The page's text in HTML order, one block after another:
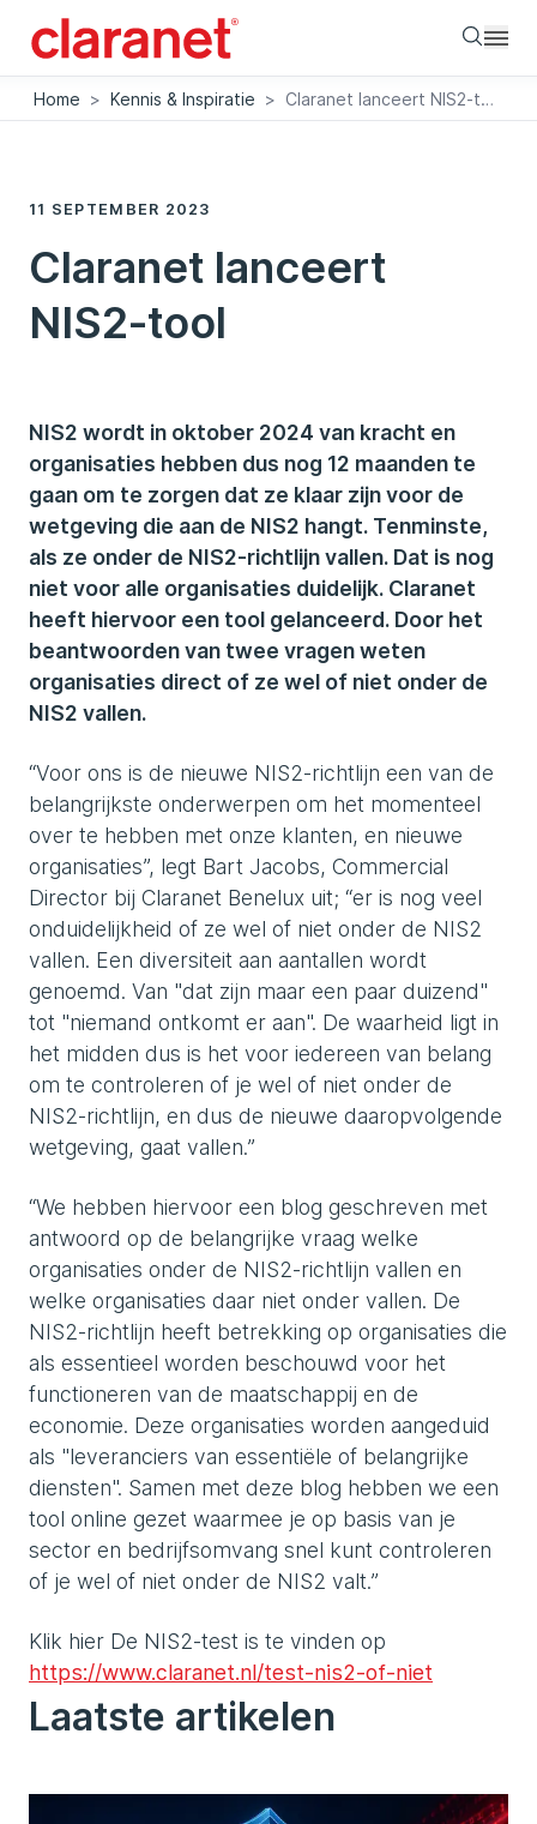
Home > Kennis & Inspiratie > Claranet lanceert NIS2-tool
11 SEPTEMBER 2023
Claranet lanceert
NIS2-tool
NIS2 wordt in oktober 2024 van kracht en
organisaties hebben dus nog 12 maanden te
gaan om te zorgen dat ze klaar zijn voor de
wetgeving die aan de NIS2 hangt. Tenminste,
als ze onder de NIS2-richtlijn vallen. Dat is nog
niet voor alle organisaties duidelijk. Claranet
heeft hiervoor een tool gelanceerd. Door het
beantwoorden van twee vragen weten
organisaties direct of ze wel of niet onder de
NIS2 vallen.
“Voor ons is de nieuwe NIS2-richtlijn een van de
belangrijkste onderwerpen om het momenteel
over te hebben met onze klanten, en nieuwe
organisaties”, legt Bart Jacobs, Commercial
Director bij Claranet Benelux uit; “er is nog veel
onduidelijkheid of ze wel of niet onder de NIS2
vallen. Een diversiteit aan aantallen wordt
genoemd. Van "dat zijn maar een paar duizend"
tot "niemand ontkomt er aan". De waarheid ligt in
het midden dus is het voor iedereen van belang
om te controleren of je wel of niet onder de
NIS2-richtlijn, en dus de nieuwe daaropvolgende
wetgeving, gaat vallen.”
“We hebben hiervoor een blog geschreven met
antwoord op de belangrijke vraag welke
organisaties onder de NIS2-richtlijn vallen en
welke organisaties daar niet onder vallen. De
NIS2-richtlijn heeft betrekking op organisaties die
als essentieel worden beschouwd voor het
functioneren van de maatschappij en de
economie. Deze organisaties worden aangeduid
als "leveranciers van essentiële of belangrijke
diensten". Samen met deze blog hebben we een
tool online gezet waarmee je op basis van je
sector en bedrijfsomvang snel kunt controleren
of je wel of niet onder de NIS2 valt.”
Klik hier De NIS2-test is te vinden op
https://www.claranet.nl/test-nis2-of-niet
Laatste artikelen